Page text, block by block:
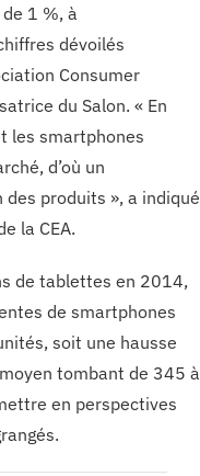
1 %, à
dévoilés
Consumer
du Salon. « En
les smartphones
d’où un
produits », a indiqué
la CEA.
de tablettes en 2014,
de smartphones
soit une hausse
tombant de 345 à
en perspectives